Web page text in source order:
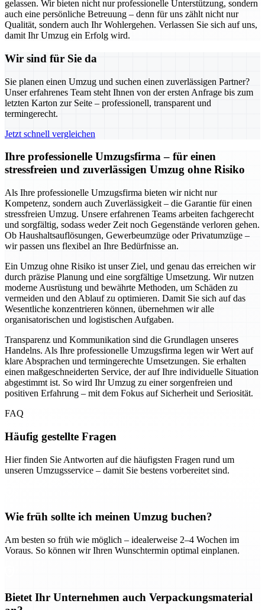
gelassen. Wir bieten nicht nur professionelle Unterstützung, sondern
auch eine persönliche Betreuung – denn für uns zählt nicht nur
Qualität, sondern auch Ihr Wohlergehen. Verlassen Sie sich auf uns,
damit Ihr Umzug ein Erfolg wird.
Wir sind für Sie da
Sie planen einen Umzug und suchen einen zuverlässigen Partner?
Unser erfahrenes Team steht Ihnen von der ersten Anfrage bis zum
letzten Karton zur Seite – professionell, transparent und
termingerecht.
Jetzt schnell vergleichen
Ihre professionelle Umzugsfirma – für einen
stressfreien und zuverlässigen Umzug ohne Risiko
Als Ihre professionelle Umzugsfirma bieten wir nicht nur
Kompetenz, sondern auch Zuverlässigkeit – die Garantie für einen
stressfreien Umzug. Unsere erfahrenen Teams arbeiten fachgerecht
und sorgfältig, sodass weder Zeit noch Gegenstände verloren gehen.
Ob Haushaltsauflösungen, Gewerbeumzüge oder Privatumzüge –
wir passen uns flexibel an Ihre Bedürfnisse an.
Ein Umzug ohne Risiko ist unser Ziel, und genau das erreichen wir
durch präzise Planung und eine sorgfältige Umsetzung. Wir nutzen
moderne Ausrüstung und bewährte Methoden, um Schäden zu
vermeiden und den Ablauf zu optimieren. Damit Sie sich auf das
Wesentliche konzentrieren können, übernehmen wir alle
organisatorischen und logistischen Aufgaben.
Transparenz und Kommunikation sind die Grundlagen unseres
Handelns. Als Ihre professionelle Umzugsfirma legen wir Wert auf
klare Absprachen und termingerechte Umsetzungen. Sie erhalten
einen maßgeschneiderten Service, der auf Ihre individuelle Situation
abgestimmt ist. So wird Ihr Umzug zu einer sorgenfreien und
positiven Erfahrung – mit dem Fokus auf Sicherheit und Seriosität.
FAQ
Häufig gestellte Fragen
Hier finden Sie Antworten auf die häufigsten Fragen rund um
unseren Umzugsservice – damit Sie bestens vorbereitet sind.
Wie früh sollte ich meinen Umzug buchen?
Am besten so früh wie möglich – idealerweise 2–4 Wochen im
Voraus. So können wir Ihren Wunschtermin optimal einplanen.
Bietet Ihr Unternehmen auch Verpackungsmaterial